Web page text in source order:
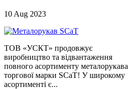
10 Aug 2023
ТОВ «УСКТ» продовжує
виробництво та відвантаження
повного асортименту металорукава
торгової марки SCaT! У широкому
асортименті є...